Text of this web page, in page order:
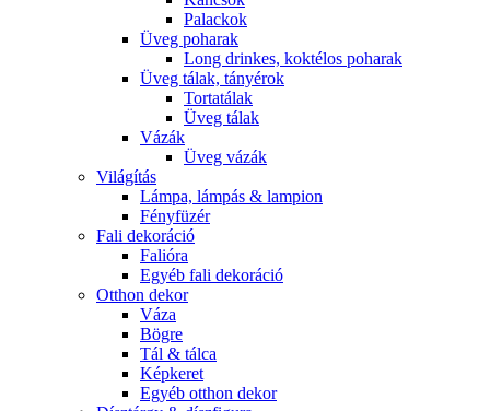
Palackok
Üveg poharak
Long drinkes, koktélos poharak
Üveg tálak, tányérok
Tortatálak
Üveg tálak
Vázák
Üveg vázák
Világítás
Lámpa, lámpás & lampion
Fényfüzér
Fali dekoráció
Falióra
Egyéb fali dekoráció
Otthon dekor
Váza
Bögre
Tál & tálca
Képkeret
Egyéb otthon dekor